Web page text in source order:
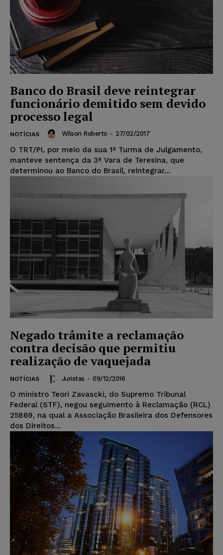
Banco do Brasil deve reintegrar
funcionário demitido sem devido
processo legal
NOTÍCIAS Wilson Roberto - 27/02/2017
O TRT/PI, por meio da sua 1ª Turma de Julgamento,
manteve sentença da 3ª Vara de Teresina, que
determinou ao Banco do Brasil, reintegrar...
Negado trâmite a reclamação
contra decisão que permitiu
realização de vaquejada
NOTÍCIAS Juristas - 09/12/2016
O ministro Teori Zavascki, do Supremo Tribunal
Federal (STF), negou seguimento à Reclamação (RCL)
25869, na qual a Associação Brasileira dos Defensores
dos Direitos...